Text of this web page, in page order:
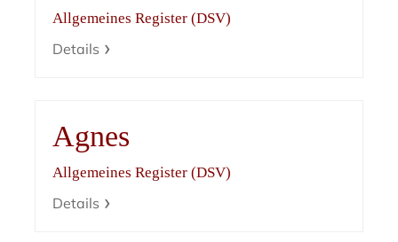
Allgemeines Register (DSV)
Details
Agnes
Allgemeines Register (DSV)
Details